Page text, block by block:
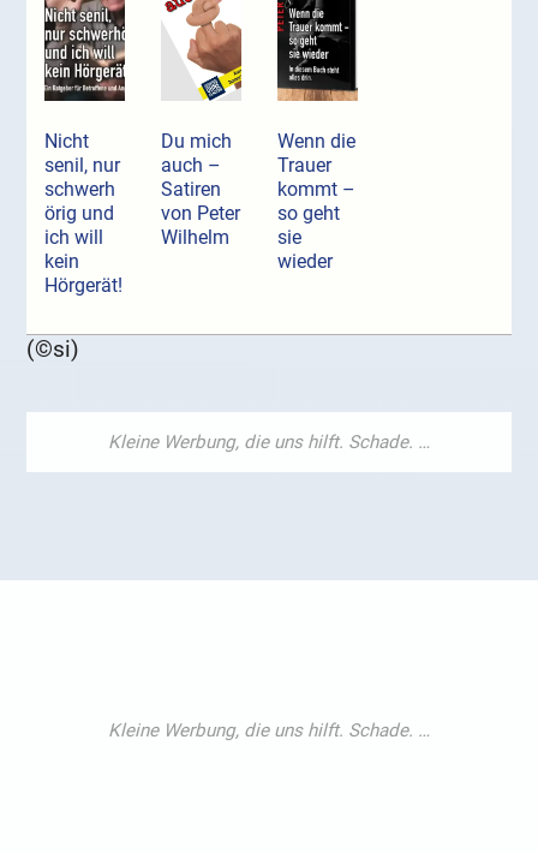
Nicht
senil, nur
schwerh
örig und
ich will
kein
Hörgerät!
Du mich
auch –
Satiren
von Peter
Wilhelm
Wenn die
Trauer
kommt –
so geht
sie
wieder
(©si)